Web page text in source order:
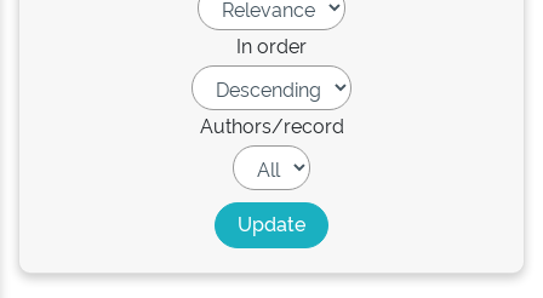
In order
Authors/record